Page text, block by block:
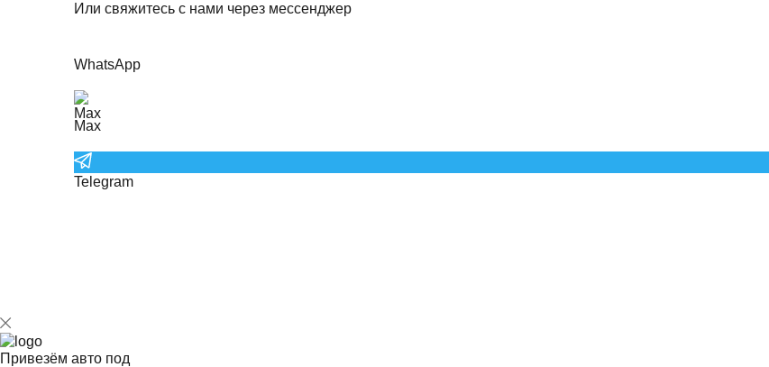
Или свяжитесь с нами через мессенджер
WhatsApp
Max
Telegram
Привезём авто под